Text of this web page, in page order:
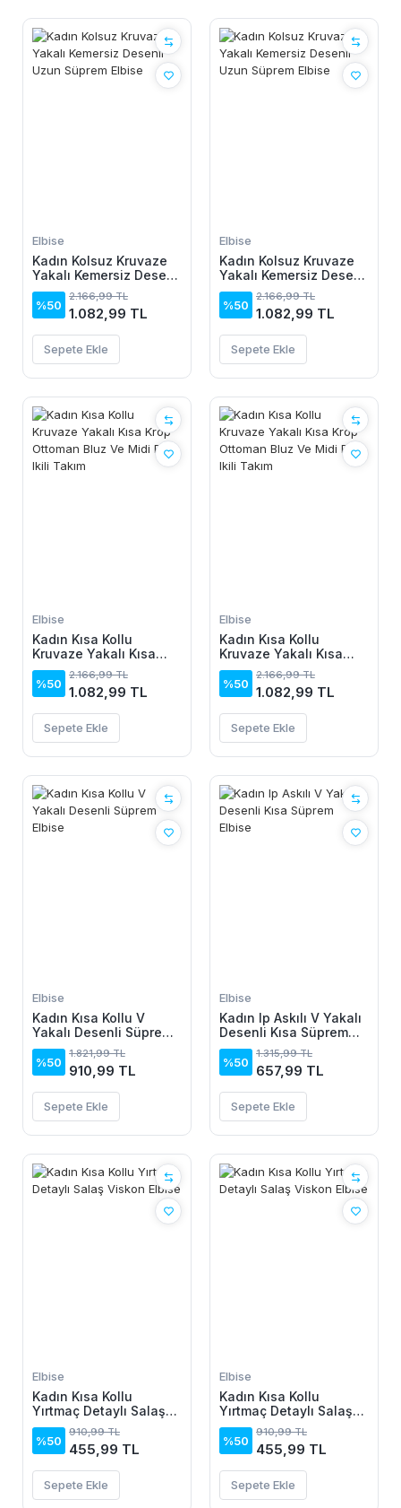
Elbise
Kadın Kolsuz Kruvaze
Yakalı Kemersiz Desenli
Uzun Süprem Elbise
%50
2.166,99 TL
1.082,99 TL
Sepete Ekle
Elbise
Kadın Kolsuz Kruvaze
Yakalı Kemersiz Desenli
Uzun Süprem Elbise
%50
2.166,99 TL
1.082,99 TL
Sepete Ekle
Elbise
Kadın Kısa Kollu
Kruvaze Yakalı Kısa
Krop Ottoman Bluz Ve
Midi Etek Ikili Takım
%50
2.166,99 TL
1.082,99 TL
Sepete Ekle
Elbise
Kadın Kısa Kollu
Kruvaze Yakalı Kısa
Krop Ottoman Bluz Ve
Midi Etek Ikili Takım
%50
2.166,99 TL
1.082,99 TL
Sepete Ekle
Elbise
Kadın Kısa Kollu V
Yakalı Desenli Süprem
Elbise
%50
1.821,99 TL
910,99 TL
Sepete Ekle
Elbise
Kadın Ip Askılı V Yakalı
Desenli Kısa Süprem
Elbise
%50
1.315,99 TL
657,99 TL
Sepete Ekle
Elbise
Kadın Kısa Kollu
Yırtmaç Detaylı Salaş
Viskon Elbise
%50
910,99 TL
455,99 TL
Sepete Ekle
Elbise
Kadın Kısa Kollu
Yırtmaç Detaylı Salaş
Viskon Elbise
%50
910,99 TL
455,99 TL
Sepete Ekle